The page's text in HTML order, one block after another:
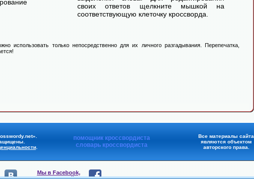
своих ответов щелкните мышкой на
соответствующую клеточку кроссворда.
использовать только непосредственно для их личного разгадывания. Перепечатка,
.
помощник кроссвордиста
словарь кроссвордиста
Все материалы сайта
являются объектом
авторского права.
Мы в Facebook,